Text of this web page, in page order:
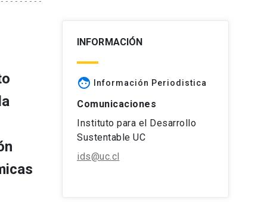
INFORMACIÓN
face Información Periodistica
Comunicaciones
Instituto para el Desarrollo
Sustentable UC
ids@uc.cl